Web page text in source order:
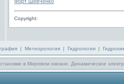
Copyright:
| Метеорология| Гидрология|
в Мировом океане. Динамическое